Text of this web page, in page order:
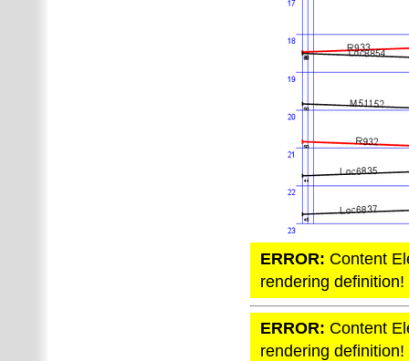
ERROR: Content
rendering definition!
ERROR: Content
rendering definition!